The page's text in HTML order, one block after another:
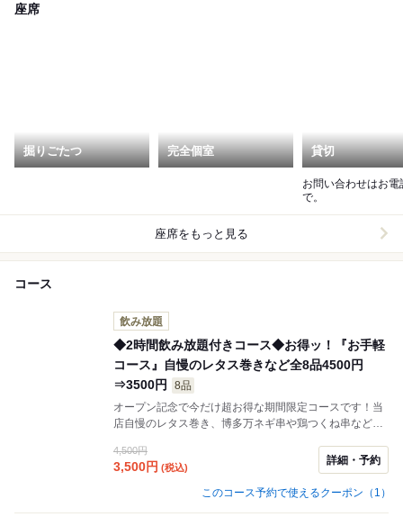
座席
掘りごたつ 完全個室 貸切
お問い合わせはお電
で。
座席をもっと見る
コース
飲み放題
◆2時間飲み放題付きコース◆お得ッ！『お手軽
コース』自慢のレタス巻きなど全8品4500円
⇒3500円
8品
オープン記念で今だけ超お得な期間限定コースです！当
店自慢のレタス巻き、博多万ネギ串や鶏つくね串など新
との気軽な飲み会や同僚との宴会、女子会など様々なシ
ーンにぴったりです♪☆ニューハカタスタイルをまずは味
4,500円
3,500円 (税込)
詳細・予約
このコース予約で使えるクーポン（1）